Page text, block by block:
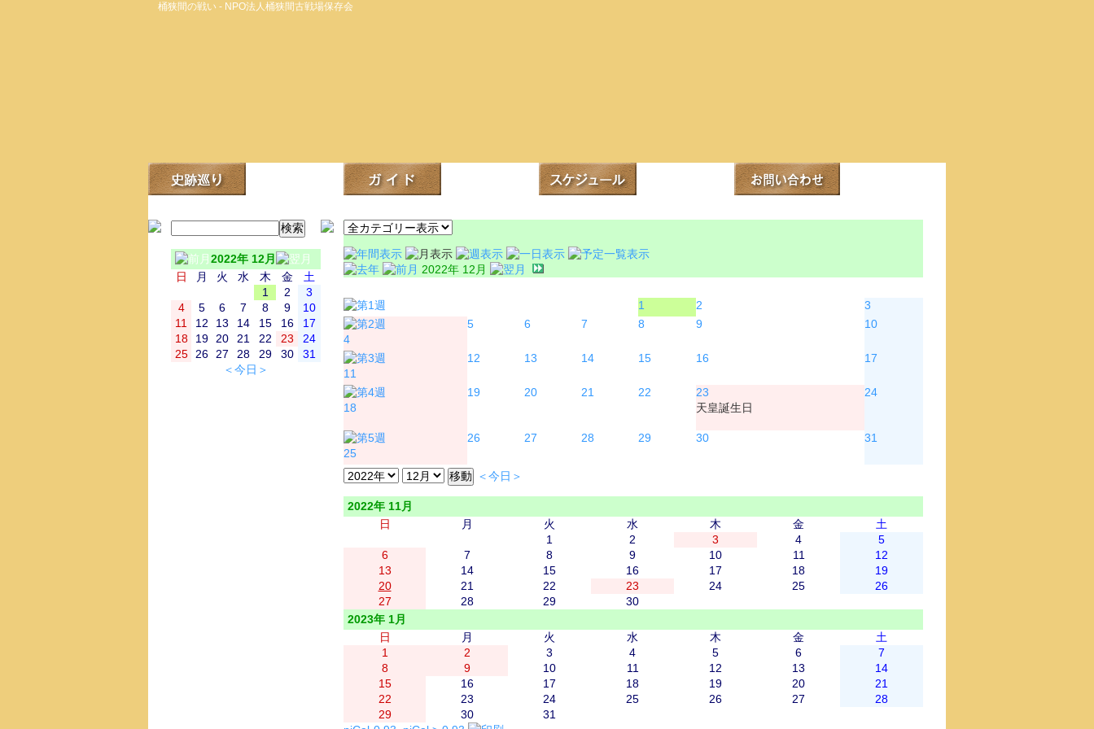
桶狭間の戦い - NPO法人桶狭間古戦場保存会
2022年 12月
日
月 火 水 木 金
土
1
2
3
4
5 6 7 8 9
10
11
12 13 14 15 16
17
18
19 20 21 22 23
24
25
26 27 28 29 30
31
＜今日＞
2022年 12月
1
2 3
4
5 6 7 8 9 10
11
12 13 14 15 16 17
18
19 20 21 22
23
天皇誕生日
24
25
26 27 28 29 30 31
＜今日＞
2022年 11月
日
月 火 水 木 金
土
1
2 3 4
5
6
7 8 9 10 11
12
13
14 15 16 17 18
19
20
21 22 23 24 25
26
27
28 29
30
2023年 1月
日
月 火 水 木 金
土
1
2 3 4 5 6
7
8
9 10 11 12 13
14
15
16 17 18 19 20
21
22
23 24 25 26 27
28
29
30
31